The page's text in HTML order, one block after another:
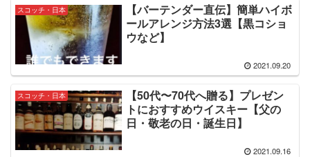
スコッチ・日本
【バーテンダー直伝】簡単ハイボ
ールアレンジ方法3選【黒コショ
ウなど】
2021.09.20
スコッチ・日本
【50代〜70代へ贈る】プレゼン
トにおすすめウイスキー【父の
日・敬老の日・誕生日】
2021.09.16